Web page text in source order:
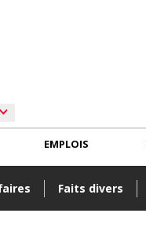
Faits divers
EMPLOIS